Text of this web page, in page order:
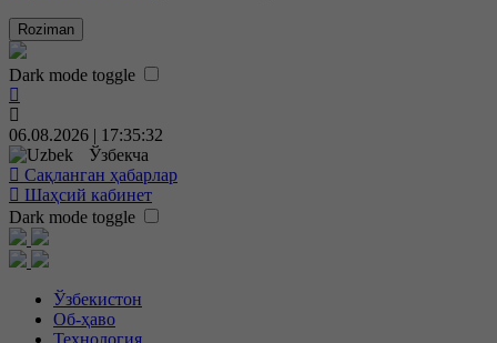
Roziman
Dark mode toggle
06.08.2026 | 17:35:32
Ўзбекча
Сақланган ҳабарлар
Шаҳсий кабинет
Dark mode toggle
Ўзбекистон
Об-ҳаво
Технология